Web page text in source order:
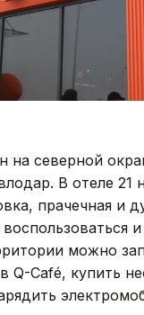
на северной
В отеле 21
прачечная и
и
можно
Q-Café, купить